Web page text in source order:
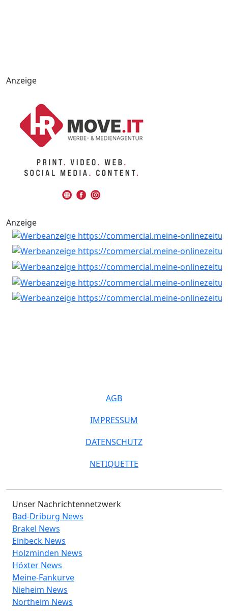
Anzeige
Anzeige
AGB
IMPRESSUM
DATENSCHUTZ
NETIQUETTE
Unser Nachrichtennetzwerk
Bad-Driburg News
Brakel News
Einbeck News
Holzminden News
Höxter News
Meine-Fankurve
Nieheim News
Northeim News